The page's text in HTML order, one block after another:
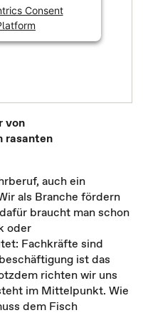
Consent
von
rasanten
auch ein
als Branche fördern
braucht man schon
oder
Fachkräfte sind
ist das
richten wir uns
im Mittelpunkt. Wie
dem Fisch